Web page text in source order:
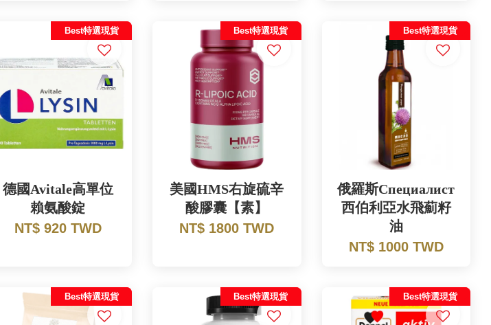
Best特選現貨
德國Avitale高單位
賴氨酸錠
NT$ 920 TWD
Best特選現貨
美國HMS右旋硫辛
酸膠囊【素】
NT$ 1800 TWD
Best特選現貨
俄羅斯Специалист
西伯利亞水飛薊籽
油
NT$ 1000 TWD
Best特選現貨 Best特選現貨 Best特選現貨